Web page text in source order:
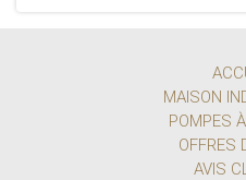
MAISON
POMPES
OFFRES
AVIS